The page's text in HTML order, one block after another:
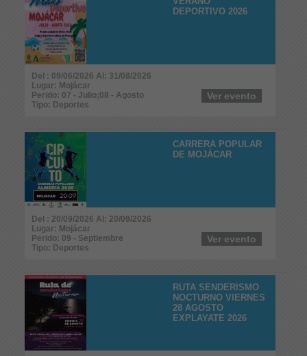
DEPORTIVO 2026
Del : 09/06/2026 Al: 31/08/2026
Lugar: Mojácar
Perido: 07 - Julio;08 - Agosto
Tipo: Deportes
Ver evento
CARRERA POPULAR
DE MOJÁCAR
Del : 20/09/2026 Al: 20/09/2026
Lugar: Mojácar
Perido: 09 - Septiembre
Tipo: Deportes
Ver evento
RUTA SENDERISMO
NOCTURNO VIERNES
28 AGOSTO
EXPLAYATE 2026